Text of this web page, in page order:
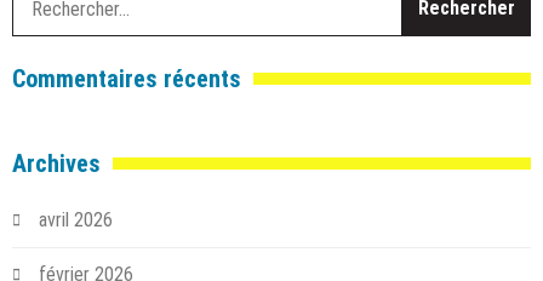
Commentaires récents
Archives
avril 2026
février 2026